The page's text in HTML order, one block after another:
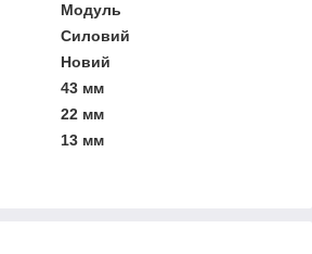
Модуль
Силовий
Новий
43 мм
22 мм
13 мм